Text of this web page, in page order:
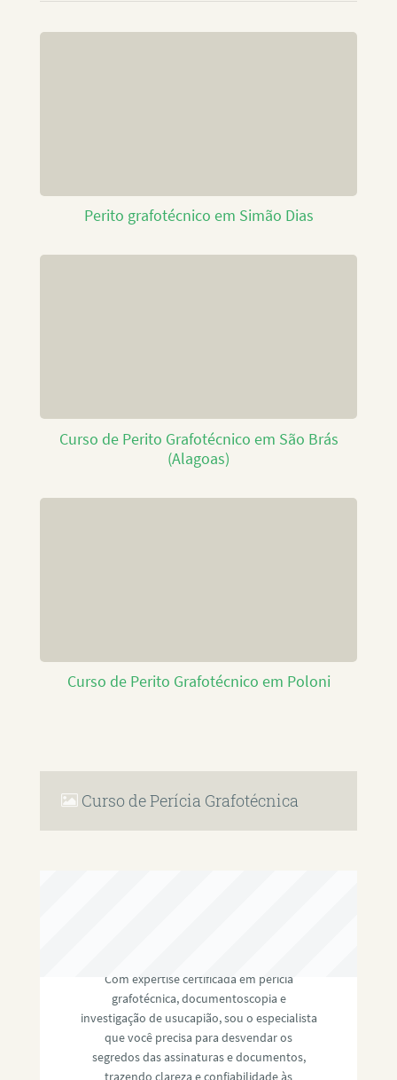
Perito grafotécnico em Simão Dias
Curso de Perito Grafotécnico em São Brás
(Alagoas)
Curso de Perito Grafotécnico em Poloni
Curso de Perícia Grafotécnica
Com expertise certificada em perícia
grafotécnica, documentoscopia e
investigação de usucapião, sou o especialista
que você precisa para desvendar os
segredos das assinaturas e documentos,
trazendo clareza e confiabilidade às